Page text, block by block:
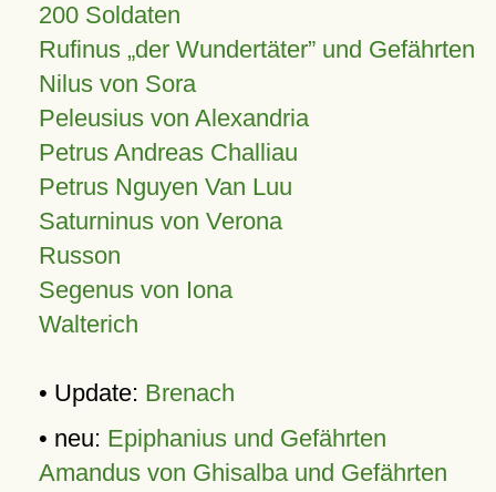
200 Soldaten
Rufinus „der Wundertäter” und Gefährten
Nilus von Sora
Peleusius von Alexandria
Petrus Andreas Challiau
Petrus Nguyen Van Luu
Saturninus von Verona
Russon
Segenus von Iona
Walterich
• Update: Brenach
• neu: Epiphanius und Gefährten
Amandus von Ghisalba und Gefährten